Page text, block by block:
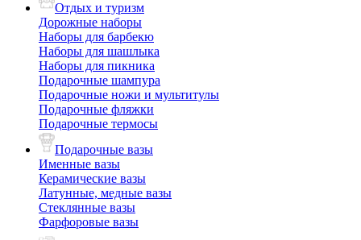
Отдых и туризм
Дорожные наборы
Наборы для барбекю
Наборы для шашлыка
Наборы для пикника
Подарочные шампура
Подарочные ножи и мультитулы
Подарочные фляжки
Подарочные термосы
Подарочные вазы
Именные вазы
Керамические вазы
Латунные, медные вазы
Стеклянные вазы
Фарфоровые вазы